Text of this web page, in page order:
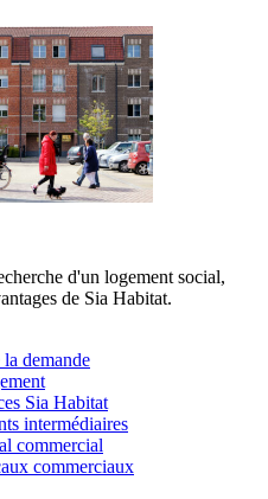
d'un logement social,
de Sia Habitat.
demande
Sia Habitat
intermédiaires
commercial
commerciaux